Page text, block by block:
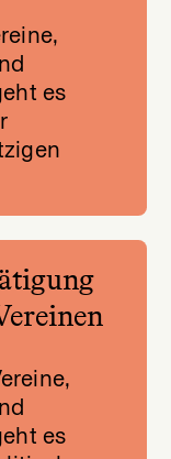
es
es